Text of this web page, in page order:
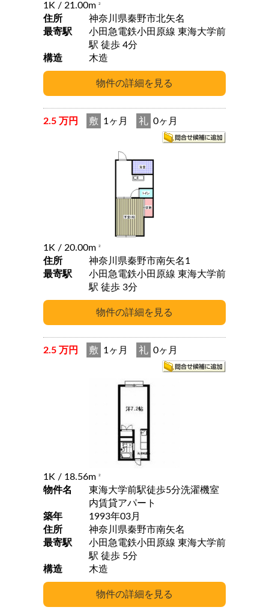
1K / 21.00m 2
住所
神奈川県秦野市北矢名
最寄駅
小田急電鉄小田原線 東海大学前
駅 徒歩 4分
構造
木造
2.5 万円 敷 1ヶ月 礼 0ヶ月
1K / 20.00m 2
住所
神奈川県秦野市南矢名1
最寄駅
小田急電鉄小田原線 東海大学前
駅 徒歩 3分
2.5 万円 敷 1ヶ月 礼 0ヶ月
1K / 18.56m 2
物件名
東海大学前駅徒歩5分洗濯機室
内賃貸アパート
築年
1993年03月
住所
神奈川県秦野市南矢名
最寄駅
小田急電鉄小田原線 東海大学前
駅 徒歩 5分
構造
木造